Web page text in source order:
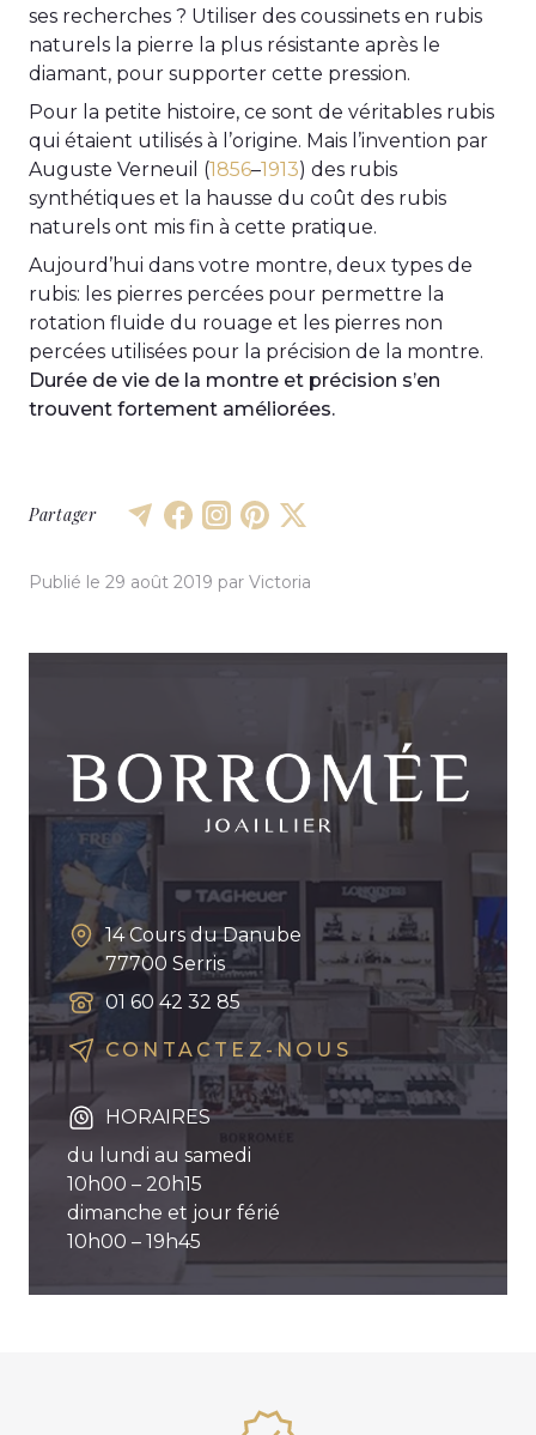
ses recherches ? Utiliser des coussinets en rubis
naturels la pierre la plus résistante après le
diamant, pour supporter cette pression.
Pour la petite histoire, ce sont de véritables rubis
qui étaient utilisés à l’origine. Mais l’invention par
Auguste Verneuil (1856–1913) des rubis
synthétiques et la hausse du coût des rubis
naturels ont mis fin à cette pratique.
Aujourd’hui dans votre montre, deux types de
rubis: les pierres percées pour permettre la
rotation fluide du rouage et les pierres non
percées utilisées pour la précision de la montre.
Durée de vie de la montre et précision s’en
trouvent fortement améliorées.
Partager
Publié le 29 août 2019 par Victoria
14 Cours du Danube
77700 Serris
01 60 42 32 85
CONTACTEZ-NOUS
HORAIRES
du lundi au samedi
10h00 – 20h15
dimanche et jour férié
10h00 – 19h45